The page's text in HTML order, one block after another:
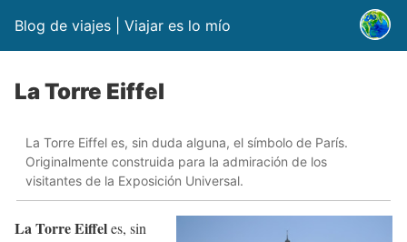
Blog de viajes | Viajar es lo mío
La Torre Eiffel
La Torre Eiffel es, sin duda alguna, el símbolo de París.
Originalmente construida para la admiración de los
visitantes de la Exposición Universal.
La Torre Eiffeles, sin